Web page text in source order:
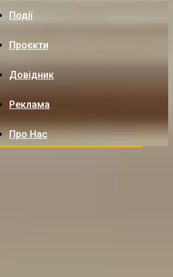
Події
Проєкти
Довідник
Реклама
Про Нас